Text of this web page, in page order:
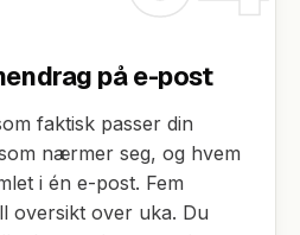
på e-post
faktisk passer din
nærmer seg, og hvem
i én e-post. Fem
oversikt over uka. Du